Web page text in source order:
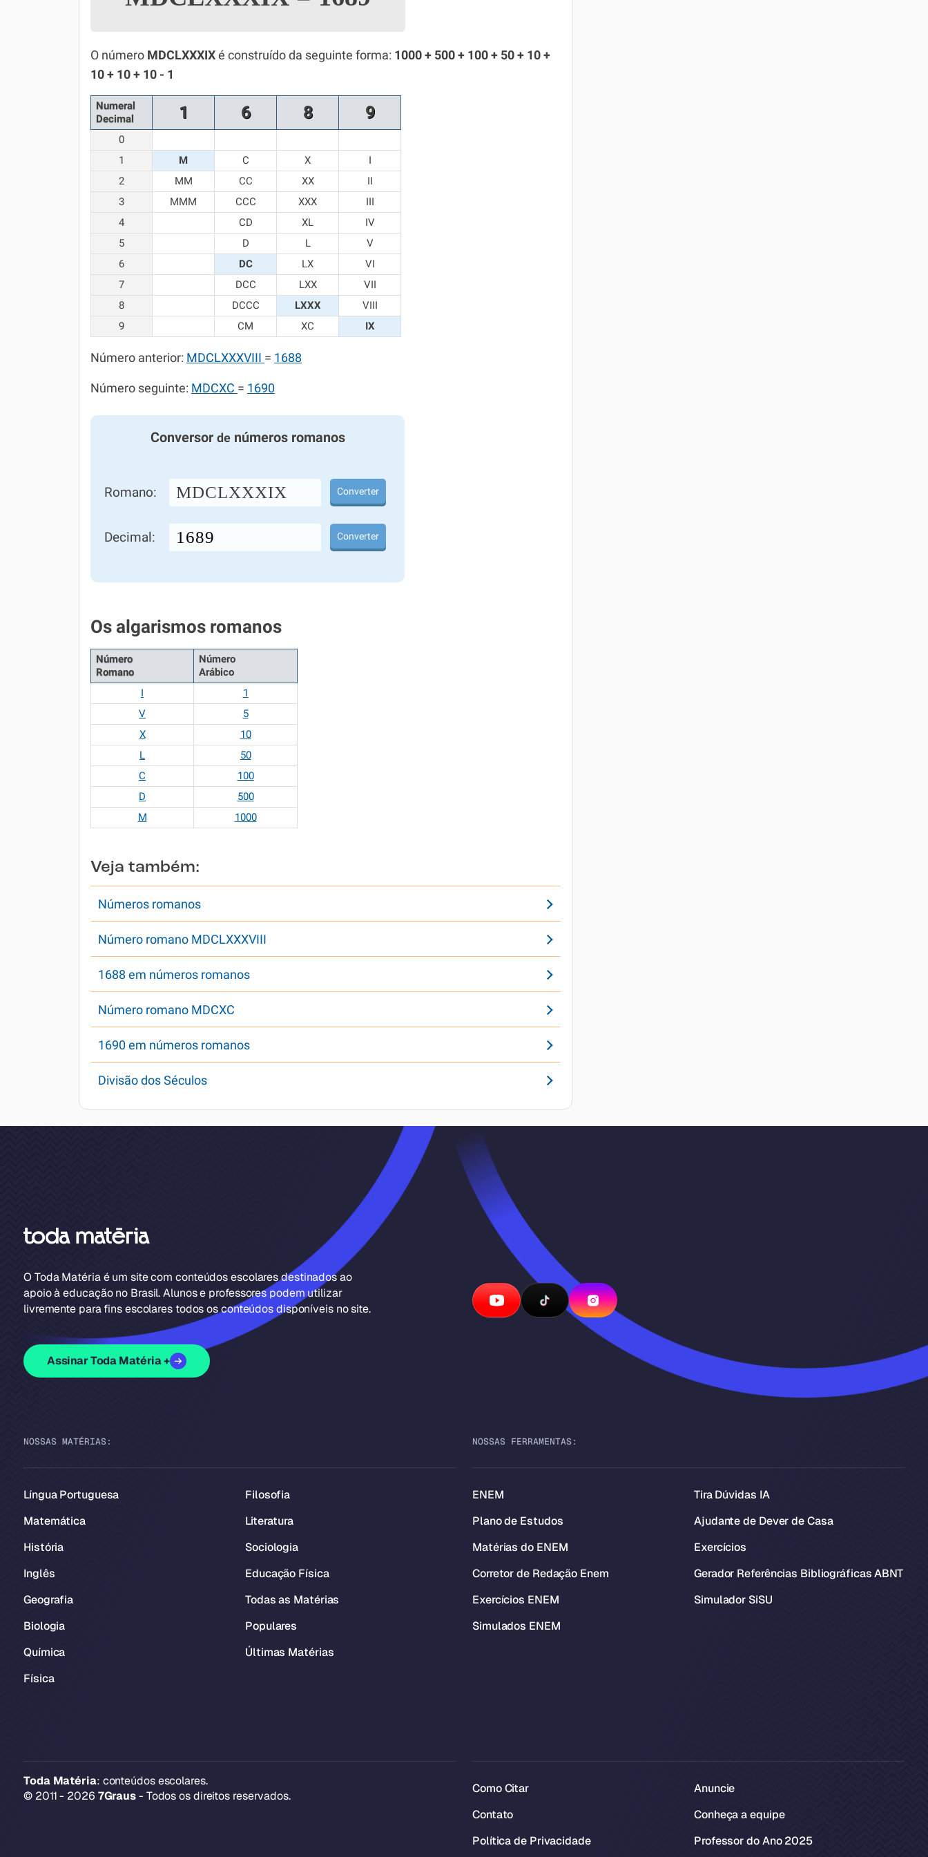
Química
Todos os Exercícios
O número MDCLXXXIX é construído da seguinte forma: 1000 + 500 + 100 + 50 + 10 +
10 + 10 + 10 - 1
Numeral
Decimal
1 6 8 9
0
1
M C X
I
2
MM CC XX
II
3
MMM CCC XXX
III
4
CD XL
IV
5
D L
V
6
DC LX
VI
7
DCC LXX
VII
8
DCCC LXXX
VIII
9
CM XC IX
Número anterior: MDCLXXXVIII = 1688
Número seguinte: MDCXC = 1690
Conversor denúmeros romanos
Romano: MDCLXXXIX Converter
Decimal: Converter
Os algarismos romanos
Número
Romano
Número
Arábico
I
1
V
5
X
10
L
50
C
100
D
500
M
1000
Veja também:
Números romanos
Número romano MDCLXXXVIII
1688 em números romanos
Número romano MDCXC
1690 em números romanos
Divisão dos Séculos
O Toda Matéria é um site com conteúdos escolares destinados ao
apoio à educação no Brasil. Alunos e professores podem utilizar
livremente para fins escolares todos os conteúdos disponíveis no site.
Assinar Toda Matéria +
NOSSAS MATÉRIAS:
Língua Portuguesa
Matemática
História
Inglês
Geografia
Biologia
Química
Física
Filosofia
Literatura
Sociologia
Educação Física
Todas as Matérias
Populares
Últimas Matérias
NOSSAS FERRAMENTAS:
ENEM
Plano de Estudos
Matérias do ENEM
Corretor de Redação Enem
Exercícios ENEM
Simulados ENEM
Tira Dúvidas IA
Ajudante de Dever de Casa
Exercícios
Gerador Referências Bibliográficas ABNT
Simulador SiSU
Toda Matéria: conteúdos escolares.
© 2011 - 2026 7Graus- Todos os direitos reservados.
Como Citar
Contato
Política de Privacidade
Anuncie
Conheça a equipe
Professor do Ano 2025